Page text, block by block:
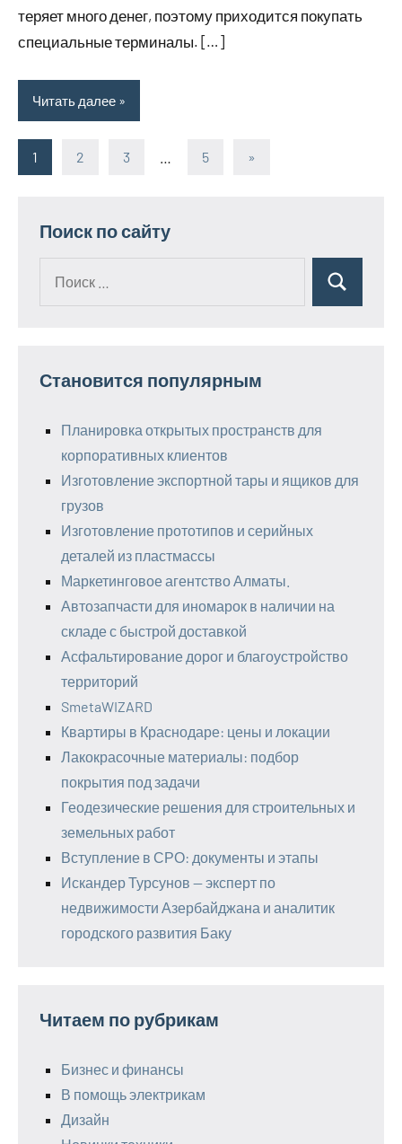
теряет много денег, поэтому приходится покупать
специальные терминалы. […]
Читать далее
Пагинация
1 2 3 5
Следующие
»
Поиск по сайту
Поиск
Становится популярным
Планировка открытых пространств для
корпоративных клиентов
Изготовление экспортной тары и ящиков для
грузов
Изготовление прототипов и серийных
деталей из пластмассы
Маркетинговое агентство Алматы.
Автозапчасти для иномарок в наличии на
складе с быстрой доставкой
Асфальтирование дорог и благоустройство
территорий
SmetaWIZARD
Квартиры в Краснодаре: цены и локации
Лакокрасочные материалы: подбор
покрытия под задачи
Геодезические решения для строительных и
земельных работ
Вступление в СРО: документы и этапы
Искандер Турсунов — эксперт по
недвижимости Азербайджана и аналитик
городского развития Баку
Читаем по рубрикам
Бизнес и финансы
В помощь электрикам
Дизайн